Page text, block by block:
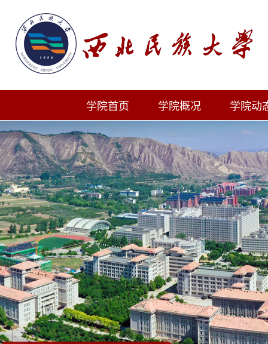
学院首页 学院概况 学院动